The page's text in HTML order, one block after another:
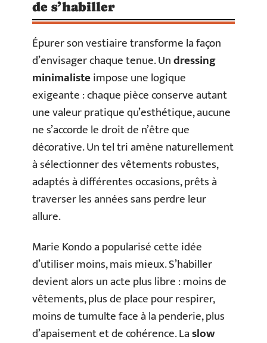
de s’habiller
Épurer son vestiaire transforme la façon
d’envisager chaque tenue. Undressing
minimalisteimpose une logique
exigeante : chaque pièce conserve autant
une valeur pratique qu’esthétique, aucune
ne s’accorde le droit de n’être que
décorative. Un tel tri amène naturellement
à sélectionner des vêtements robustes,
adaptés à différentes occasions, prêts à
traverser les années sans perdre leur
allure.
Marie Kondo a popularisé cette idée
d’utiliser moins, mais mieux. S’habiller
devient alors un acte plus libre : moins de
vêtements, plus de place pour respirer,
moins de tumulte face à la penderie, plus
d’apaisement et de cohérence. Laslow